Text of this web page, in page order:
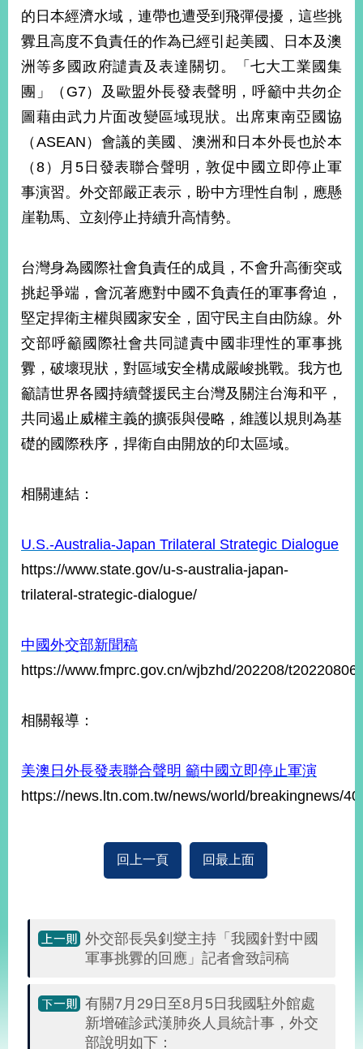
府
資
公
開
為
民
服
務
本
關
網
站
部
信
箱
粉
專
頁
LINEInstagram
X平台
(原推特)
政
府
網
站
開
放
權
保
護
策
障
礙
網
的日本經濟水域，連帶也遭受到飛彈侵擾，這些挑
釁且高度不負責任的作為已經引起美國、日本及澳
洲等多國政府譴責及表達關切。「七大工業國集
團」（G7）及歐盟外長發表聲明，呼籲中共勿企
圖藉由武力片面改變區域現狀。出席東南亞國協
（ASEAN）會議的美國、澳洲和日本外長也於本
（8）月5日發表聯合聲明，敦促中國立即停止軍
事演習。外交部嚴正表示，盼中方理性自制，應懸
崖勒馬、立刻停止持續升高情勢。
台灣身為國際社會負責任的成員，不會升高衝突或
挑起爭端，會沉著應對中國不負責任的軍事脅迫，
堅定捍衛主權與國家安全，固守民主自由防線。外
交部呼籲國際社會共同譴責中國非理性的軍事挑
釁，破壞現狀，對區域安全構成嚴峻挑戰。我方也
籲請世界各國持續聲援民主台灣及關注台海和平，
共同遏止威權主義的擴張與侵略，維護以規則為基
礎的國際秩序，捍衛自由開放的印太區域。
相關連結：
U.S.-Australia-Japan Trilateral Strategic Dialogue
https://www.state.gov/u-s-australia-japan-
trilateral-strategic-dialogue/
中國外交部新聞稿
https://www.fmprc.gov.cn/wjbzhd/202208/
相關報導：
美澳日外長發表聯合聲明 籲中國立即停止軍演
https://news.ltn.com.tw/news/world/breakingnews/
回上一頁 回最上面
外交部長吳釗燮主持「我國針對中國
軍事挑釁的回應」記者會致詞稿
有關7月29日至8月5日我國駐外館處
新增確診武漢肺炎人員統計事，外交
部說明如下：